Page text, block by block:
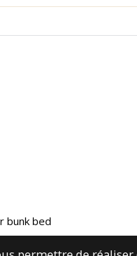
bunk bed